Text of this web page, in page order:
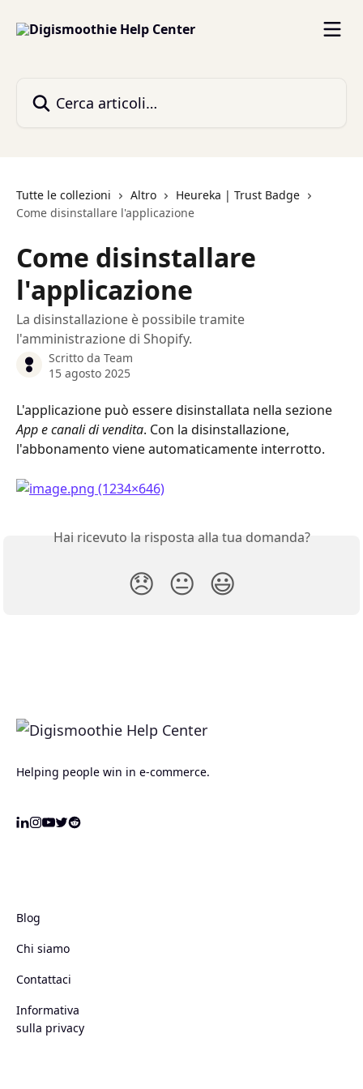
Tutte le collezioni Altro
Heureka | Trust Badge
Come disinstallare l'applicazione
Come disinstallare
l'applicazione
La disinstallazione è possibile tramite
l'amministrazione di Shopify.
Scritto da Team
15 agosto 2025
L'applicazione può essere disinstallata nella sezione
App e canali di vendita. Con la disinstallazione,
l'abbonamento viene automaticamente interrotto.
Hai ricevuto la risposta alla tua domanda?
😞 😐 😃
Helping people win in e-commerce.
Blog
Chi siamo
Contattaci
Informativa
sulla privacy